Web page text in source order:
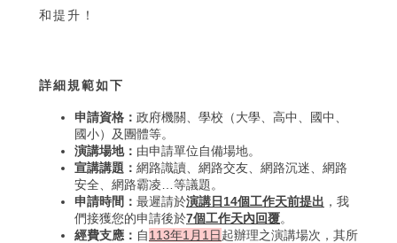
和提升！
詳細規範如下
申請資格： 政府機關、學校（大學、高中、國中、
國小）及團體等。
演講場地： 由申請單位自備場地。
宣講講題： 網路識讀、網路交友、網路沉迷、網路
安全、網路霸凌…等議題。
申請時間： 最遲請於演講日14個工作天前提出 ，我
們接獲您的申請後於7個工作天內回覆。
經費支應： 自113年1月1日起辦理之演講場次，其所